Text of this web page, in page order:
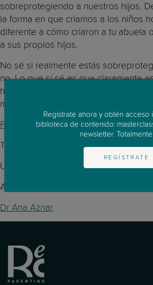
sobreprotegiendo a nuestros hijos.
la forma en que criamos a los niños
diferente a cómo criaron a tu abuela
a sus propios hijos.
No sé si realmente estás
no. Lo que sí sé es que claramente
hacer lo mejor para él. Lee este
más sobre este tema:
Padres Helicóptero: Características y
Te deseo a tí y a tu hijo todo lo mejor.
Un abrazo,
Ana
Dr Ana Aznar
Regístrate ahora y obtén acceso
biblioteca de contenido:
newsletter.
REGÍSTRATE